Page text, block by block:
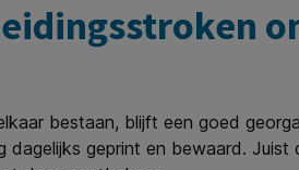
bestaan, blijft een goed
geprint en bewaard.